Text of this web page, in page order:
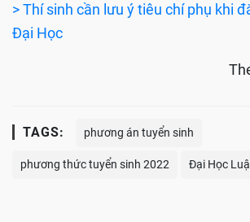
> Thí sinh cần lưu ý tiêu chí phụ khi
Đại Học
TAGS: phương án tuyển sinh
phương thức tuyển sinh 2022 Đại Học